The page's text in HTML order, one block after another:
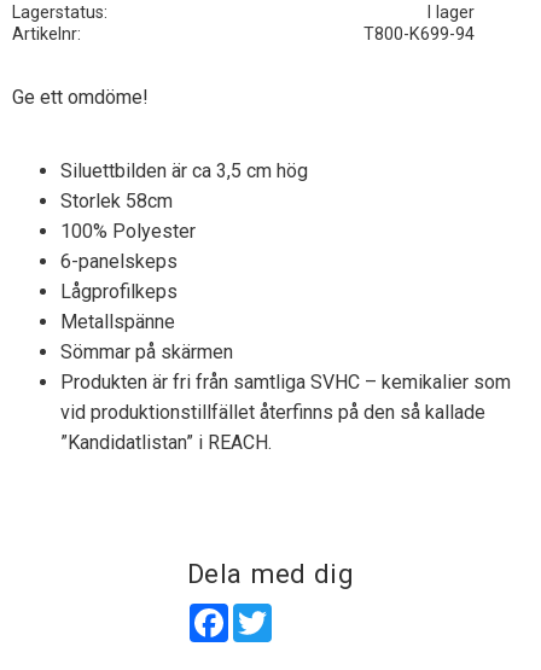
Lagerstatus
I lager
Artikelnr
T800-K699-94
Ge ett omdöme!
Siluettbilden är ca 3,5 cm hög
Storlek 58cm
100% Polyester
6-panelskeps
Lågprofilkeps
Metallspänne
Sömmar på skärmen
Produkten är fri från samtliga SVHC – kemikalier som
vid produktionstillfället återfinns på den så kallade
”Kandidatlistan” i REACH.
Dela med dig
Facebook